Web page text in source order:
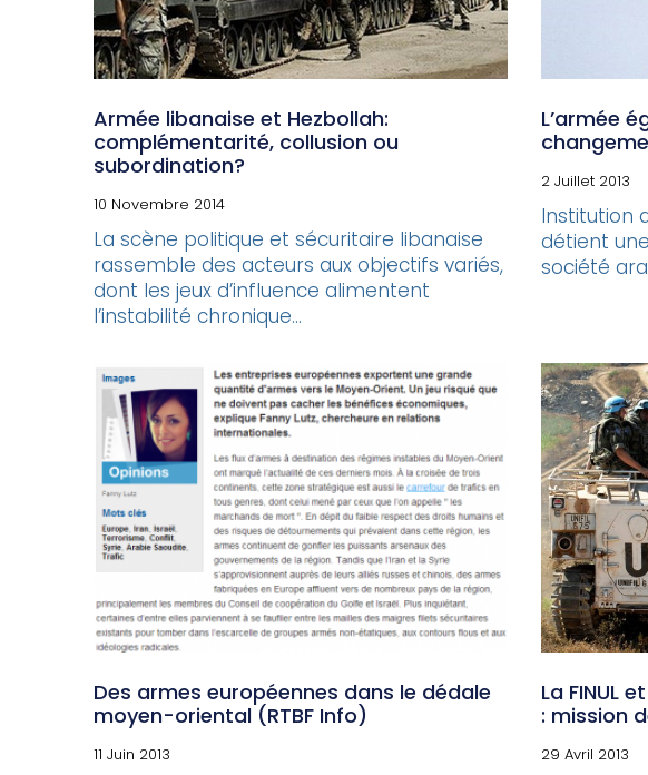
Armée libanaise et Hezbollah:
complémentarité, collusion ou
subordination?
10 Novembre 2014
La scène politique et sécuritaire libanaise
rassemble des acteurs aux objectifs variés,
dont les jeux d’influence alimentent
l’instabilité chronique...
L’armée
2 Juillet 2013
Institution
détient
société
Des armes européennes dans le dédale
moyen-oriental (RTBF Info)
11 Juin 2013
La FINUL
: mission
29 Avril 2013